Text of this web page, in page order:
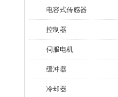
电容式传感器
控制器
伺服电机
缓冲器
冷却器